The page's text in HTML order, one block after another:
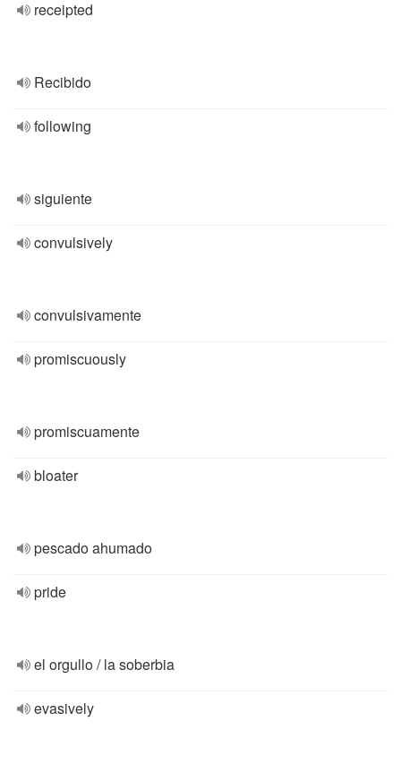
receipted
Recibido
following
siguiente
convulsively
convulsivamente
promiscuously
promiscuamente
bloater
pescado ahumado
pride
el orgullo / la soberbia
evasively